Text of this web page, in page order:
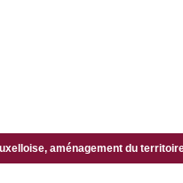
aménagement du